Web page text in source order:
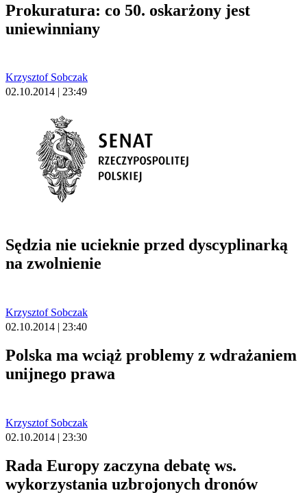
Prokuratura: co 50. oskarżony jest
uniewinniany
Krzysztof Sobczak
02.10.2014 | 23:49
Sędzia nie ucieknie przed dyscyplinarką
na zwolnienie
Krzysztof Sobczak
02.10.2014 | 23:40
Polska ma wciąż problemy z wdrażaniem
unijnego prawa
Krzysztof Sobczak
02.10.2014 | 23:30
Rada Europy zaczyna debatę ws.
wykorzystania uzbrojonych dronów